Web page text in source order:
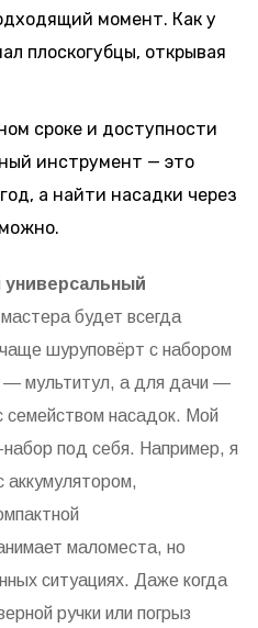
момент. Как у
плоскогубцы, открывая
сроке и доступности
инструмент — это
а найти насадки через
универсальный
будет всегда
шуруповёрт с набором
— мультитул, а для дачи —
семейством насадок. Мой
под себя. Например, я
аккумулятором,
маломеста, но
ситуациях. Даже когда
ручки или погрыз